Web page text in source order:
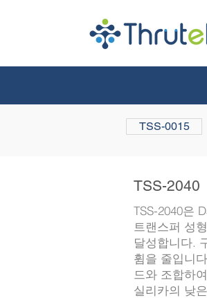
TSS-0015
TSS-2040은
트랜스퍼 성
달성합니다.
휨을 줄입니
드와 조합하
실리카의 낮
TSS-2040